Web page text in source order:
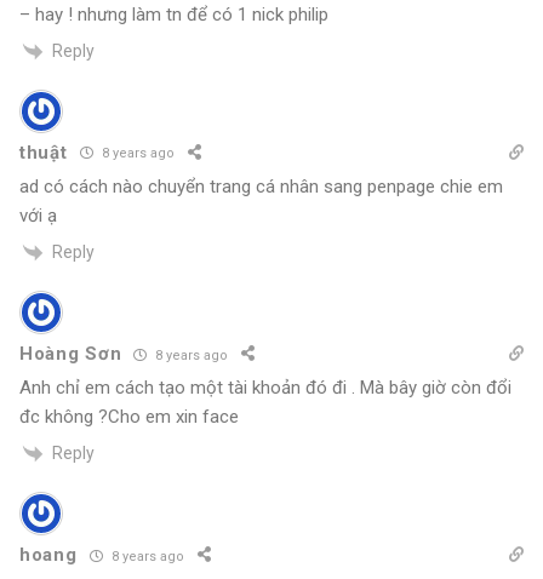
– hay ! nhưng làm tn để có 1 nick philip
Reply
thuật 8 years ago
ad có cách nào chuyển trang cá nhân sang penpage chie em
với ạ
Reply
Hoàng Sơn 8 years ago
Anh chỉ em cách tạo một tài khoản đó đi . Mà bây giờ còn đổi
đc không ?Cho em xin face
Reply
hoang 8 years ago